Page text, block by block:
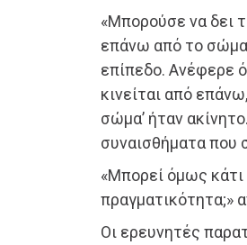
«Μπορούσε να δει
επάνω από το σώμα
επίπεδο. Ανέφερε
κινείται από
σώμα’ ήταν
συναισθήματα που
«Μπορεί όμως κάτι
πραγματικότητα;»
Οι ερευνητές